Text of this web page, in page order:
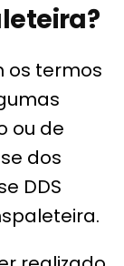
os termos
ou de
dos
DDS